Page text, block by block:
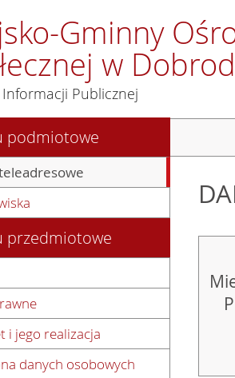
Gminny
w
Publicznej
podmiotowe
przedmiotowe
i jego realizacja
danych osobowych